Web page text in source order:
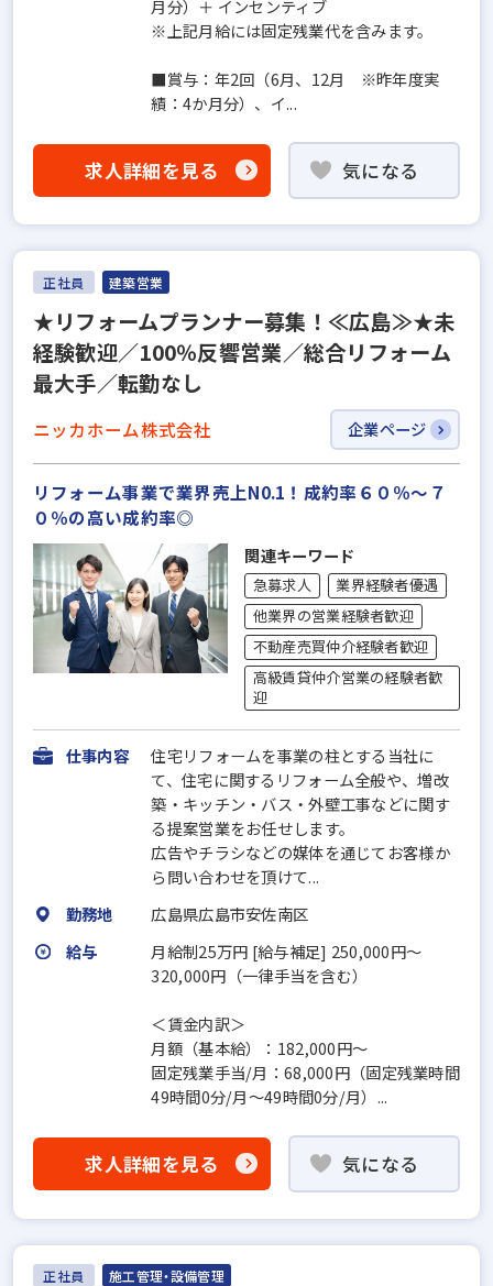
月分）＋ インセンティブ
※上記月給には固定残業代を含みます。
■賞与：年2回（6月、12月 ※昨年度実
績：4か月分）、イ...
求人詳細を見る 気になる
正社員 建築営業
★リフォームプランナー募集！≪広島≫★未
経験歓迎／100％反響営業／総合リフォーム
最大手／転勤なし
ニッカホーム株式会社 企業ページ
リフォーム事業で業界売上N0.1！成約率６０％～７
０％の高い成約率◎
関連キーワード
急募求人
業界経験者優遇
他業界の営業経験者歓迎
不動産売買仲介経験者歓迎
高級賃貸仲介営業の経験者歓
迎
仕事内容
住宅リフォームを事業の柱とする当社に
て、住宅に関するリフォーム全般や、増改
築・キッチン・バス・外壁工事などに関す
る提案営業をお任せします。
広告やチラシなどの媒体を通じてお客様か
ら問い合わせを頂けて...
勤務地
広島県広島市安佐南区
給与
月給制25万円 [給与補足] 250,000円～
320,000円（一律手当を含む）
＜賃金内訳＞
月額（基本給）：182,000円～
固定残業手当/月：68,000円（固定残業時間
49時間0分/月～49時間0分/月）...
求人詳細を見る 気になる
正社員 施工管理・設備管理